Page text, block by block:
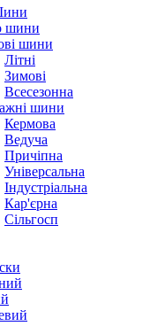
шини
шини
Літні
Зимові
Всесезонна
шини
Кермова
Ведуча
Причіпна
Універсальна
Індустріальна
Кар'єрна
Сільгосп